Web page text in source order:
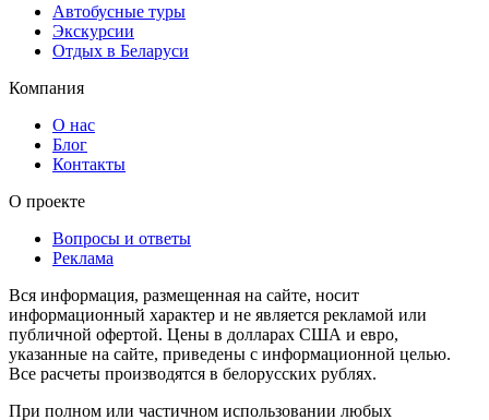
Автобусные туры
Экскурсии
Отдых в Беларуси
Компания
О нас
Блог
Контакты
О проекте
Вопросы и ответы
Реклама
Вся информация, размещенная на сайте, носит
информационный характер и не является рекламой или
публичной офертой. Цены в долларах США и евро,
указанные на сайте, приведены с информационной целью.
Все расчеты производятся в белорусских рублях.
При полном или частичном использовании любых